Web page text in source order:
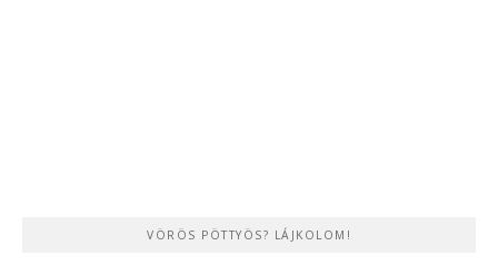
VÖRÖS PÖTTYÖS? LÁJKOLOM!